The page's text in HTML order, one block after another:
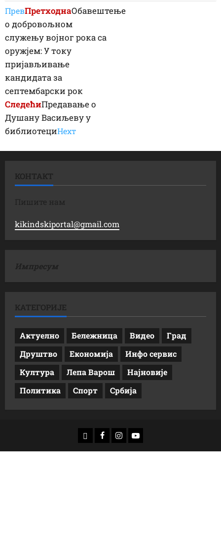
ПревПретходнаОбавештење
о добровољном
служењу војног рока са
оружјем: У току
пријављивање
кандидата за
септембарски рок
СледећиПредавање о
Душану Васиљеву у
библиотециНеxт
КОНТАКТ
Пишите нам
kikindskiportal@gmail.com
Импресум
КАТЕГОРИЈЕ
Актуелно Бележница Видео
Град
Друштво
Економија
Инфо сервис
Култура
Лепа Варош
Најновије
Политика
Спорт Србија
доwнлоад
Фацебоок
Инстаграм
Yоутубе